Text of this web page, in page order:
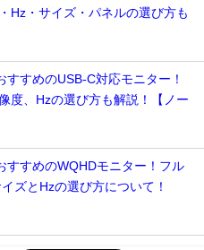
Hz・サイズ・パネルの選び方も
すすめのUSB-C対応モニター！
度、Hzの選び方も解説！【ノー
すすめのWQHDモニター！フル
ズとHzの選び方について！